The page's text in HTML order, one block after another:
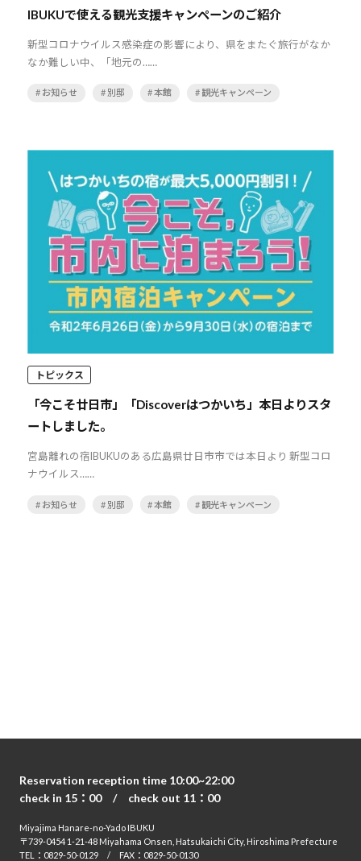
IBUKUで使える観光支援キャンペーンのご紹介
新型コロナウイルス感染症の影響により、県をまたぐ旅行がなか
なか難しい中、「地元の……
# お知らせ # 別邸 # 本館 # 観光キャンペーン
トピックス
「今こそ廿日市」「Discoverはつかいち」本日よりスタ
ートしました。
宮島離れの宿IBUKUのある広島県廿日市市では本日より 新型コロ
ナウイルス……
# お知らせ # 別邸 # 本館 # 観光キャンペーン
Reservation reception time 10:00~22:00
check in 15：00 / check out 11：00
Miyajima Hanare-no-Yado IBUKU
〒739-0454 1-21-48 Miyahama Onsen, Hatsukaichi City, Hiroshima Prefecture
TEL： 0829-50-0129 / FAX：0829-50-0130